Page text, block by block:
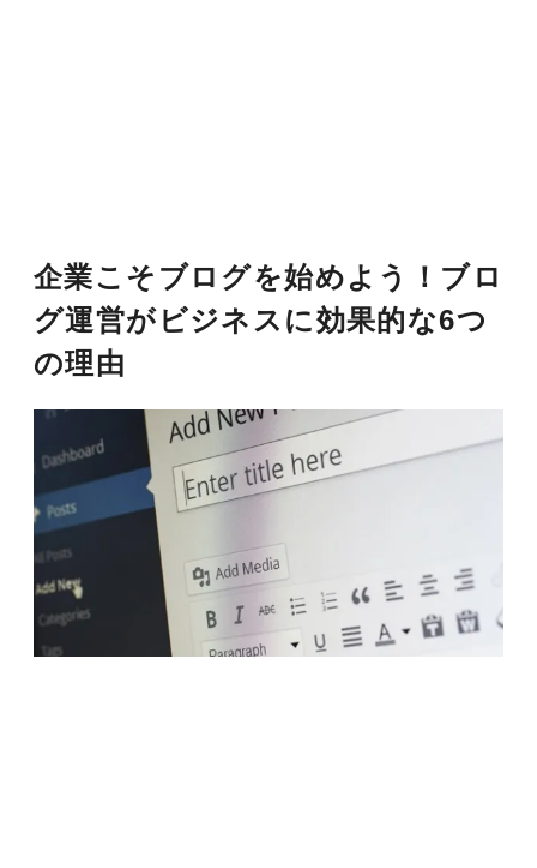
企業こそブログを始めよう！ブロ
グ運営がビジネスに効果的な6つ
の理由